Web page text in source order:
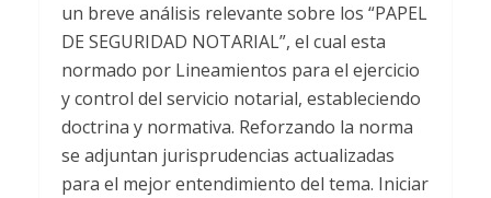
un breve análisis relevante sobre los “PAPEL
DE SEGURIDAD NOTARIAL”, el cual esta
normado por Lineamientos para el ejercicio
y control del servicio notarial, estableciendo
doctrina y normativa. Reforzando la norma
se adjuntan jurisprudencias actualizadas
para el mejor entendimiento del tema. Iniciar